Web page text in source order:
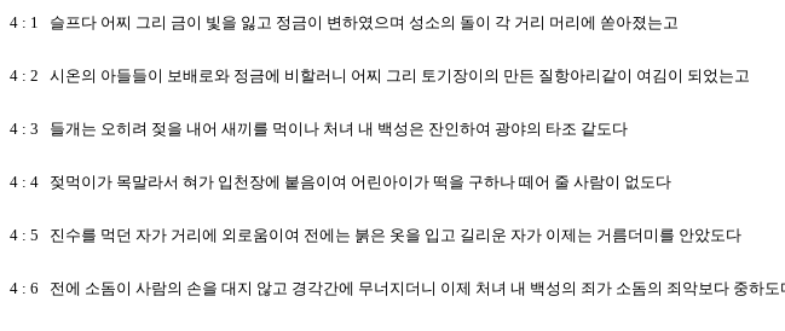
4 : 1 슬프다 어찌 그리 금이 빛을 잃고 정금이 변하였으며 성소의 돌이 각 거리 머리에 쏟아졌는고
4 : 2 시온의 아들들이 보배로와 정금에 비할러니 어찌 그리 토기장이의 만든 질항아리같이 여김이 되었는고
4 : 3 들개는 오히려 젖을 내어 새끼를 먹이나 처녀 내 백성은 잔인하여 광야의 타조 같도다
4 : 4 젖먹이가 목말라서 혀가 입천장에 붙음이여 어린아이가 떡을 구하나 떼어 줄 사람이 없도다
4 : 5 진수를 먹던 자가 거리에 외로움이여 전에는 붉은 옷을 입고 길리운 자가 이제는 거름더미를 안았도다
4 : 6 전에 소돔이 사람의 손을 대지 않고 경각간에 무너지더니 이제 처녀 내 백성의 죄가 소돔의 죄악보다 중하도